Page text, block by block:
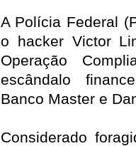
A Polícia Federal
o hacker Victor
Operação
escândalo
Banco Master e
Considerado